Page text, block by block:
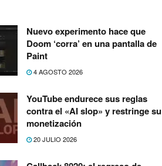
Nuevo experimento hace que
Doom ‘corra’ en una pantalla de
Paint
4 AGOSTO 2026
YouTube endurece sus reglas
contra el «AI slop» y restringe su
monetización
20 JULIO 2026